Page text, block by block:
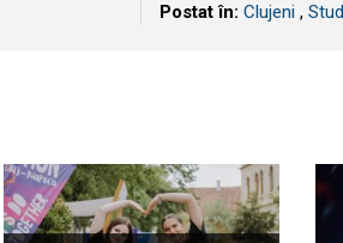
Postat în: Clujeni ,